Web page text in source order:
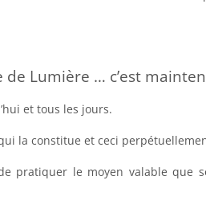
Lumière … c’est
et tous les jours.
la constitue et ceci
pratiquer le moyen valable que